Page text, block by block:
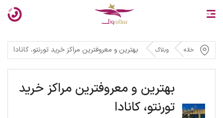
خانه وبلاگ بهترین و معروفترین مراکز خرید تورنتو، کانادا
بهترین و معروفترین مراکز خرید
تورنتو، کانادا